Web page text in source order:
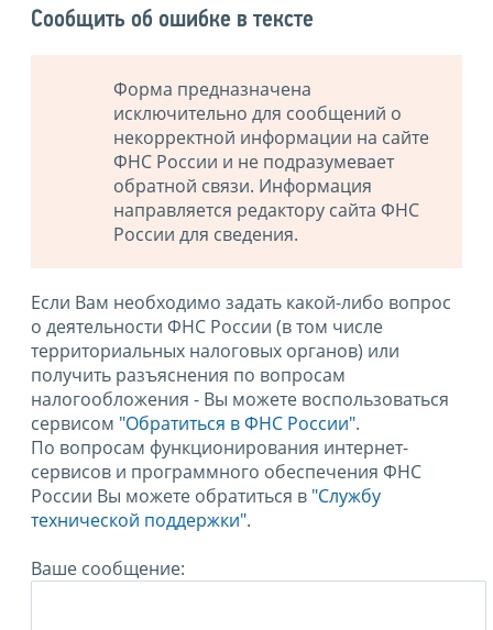
Сообщить об ошибке в тексте
Форма предназначена
исключительно для сообщений о
некорректной информации на сайте
ФНС России и не подразумевает
обратной связи. Информация
направляется редактору сайта ФНС
России для сведения.
Если Вам необходимо задать какой-либо вопрос
о деятельности ФНС России (в том числе
территориальных налоговых органов) или
получить разъяснения по вопросам
налогообложения - Вы можете воспользоваться
сервисом "Обратиться в ФНС России".
По вопросам функционирования интернет-
сервисов и программного обеспечения ФНС
России Вы можете обратиться в "Службу
технической поддержки".
Ваше сообщение: